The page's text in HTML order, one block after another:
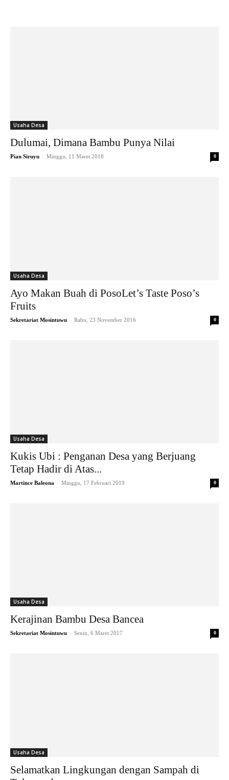
Usaha Desa
Dulumai, Dimana Bambu Punya Nilai
Pian Siruyu - Minggu, 11 Maret 2018 0
Usaha Desa
Ayo Makan Buah di PosoLet’s Taste Poso’s
Fruits
Sekretariat Mosintuwu - Rabu, 23 November 2016 0
Usaha Desa
Kukis Ubi : Penganan Desa yang Berjuang
Tetap Hadir di Atas...
Martince Baleona - Minggu, 17 Februari 2019 0
Usaha Desa
Kerajinan Bambu Desa Bancea
Sekretariat Mosintuwu - Senin, 6 Maret 2017 0
Usaha Desa
Selamatkan Lingkungan dengan Sampah di